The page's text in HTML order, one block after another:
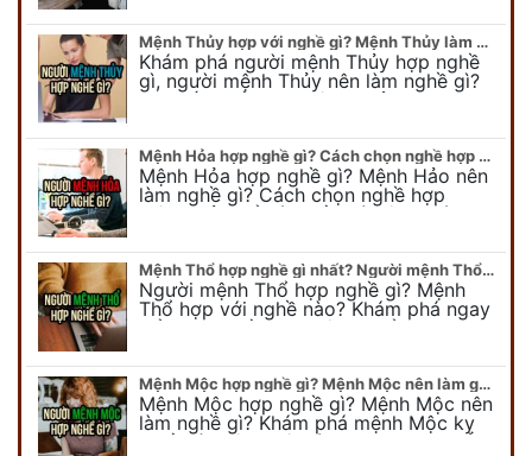
Mệnh Thủy hợp với nghề gì? Mệnh Thủy làm nghề gì để #Ăn nên làm ra
Khám phá người mệnh Thủy hợp nghề
gì, người mệnh Thủy nên làm nghề gì?
Chi tiết nghề hợp mệnh Thủy sẽ được
Mệnh Hỏa hợp nghề gì? Cách chọn nghề hợp mệnh Hỏa hút nhiều tài lộc
Mệnh Hỏa hợp nghề gì? Mệnh Hảo nên
làm nghề gì? Cách chọn nghề hợp
mệnh Hỏa để hút nhiều tài lộc. Giúp
Mệnh Thổ hợp nghề gì nhất? Người mệnh Thổ kỵ nghề gì?
Người mệnh Thổ hợp nghề gì? Mệnh
Thổ hợp với nghề nào? Khám phá ngay
để chọn nghề hợp mệnh Thổ. Cũng như
Mệnh Mộc hợp nghề gì? Mệnh Mộc nên làm gì? Mệnh Mộc kỵ nghề nào?
Mệnh Mộc hợp nghề gì? Mệnh Mộc nên
làm nghề gì? Khám phá mệnh Mộc kỵ
nghề gì không nên làm. Xem ngay để